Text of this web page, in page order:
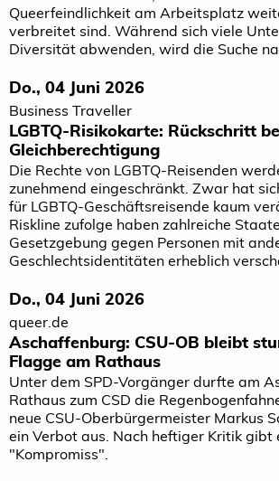
Queerfeindlichkeit am Arbeitsplatz
verbreitet sind. Während sich viele
Diversität abwenden, wird die Suche
Do., 04 Juni 2026
Business Traveller
LGBTQ-Risikokarte: Rückschritt
Gleichberechtigung
Die Rechte von LGBTQ-Reisenden
zunehmend eingeschränkt. Zwar hat
für LGBTQ-Geschäftsreisende kaum
Riskline zufolge haben zahlreiche
Gesetzgebung gegen Personen mit
Geschlechtsidentitäten erheblich
Do., 04 Juni 2026
queer.de
Aschaffenburg: CSU-OB bleibt
Flagge am Rathaus
Unter dem SPD-Vorgänger durfte am
Rathaus zum CSD die
neue CSU-Oberbürgermeister Markus
ein Verbot aus. Nach heftiger Kritik gibt
"Kompromiss".